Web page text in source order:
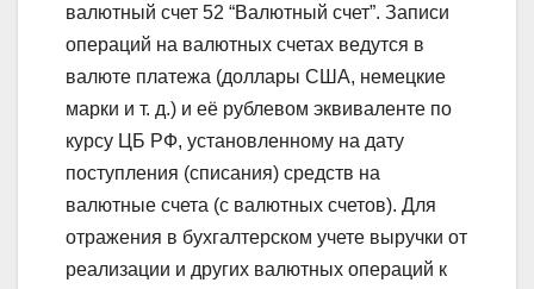
валютный счет 52 “Валютный счет”. Записи
операций на валютных счетах ведутся в
валюте платежа (доллары США, немецкие
марки и т. д.) и её рублевом эквиваленте по
курсу ЦБ РФ, установленному на дату
поступления (списания) средств на
валютные счета (с валютных счетов). Для
отражения в бухгалтерском учете выручки от
реализации и других валютных операций к